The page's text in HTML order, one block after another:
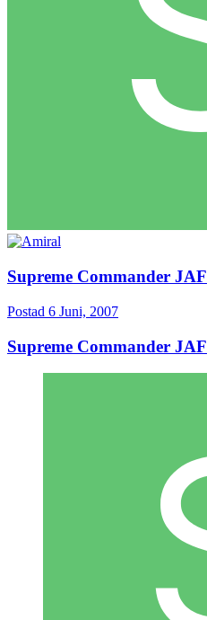
Supreme Commander JAF
Postad 6 Juni, 2007
Supreme Commander JAF